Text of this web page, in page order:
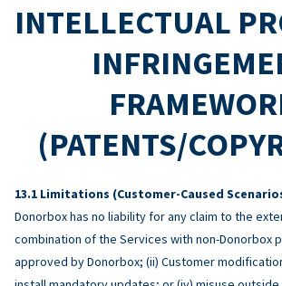
INTELLECTUAL
(PATENTS/
Limitations (Customer-Caused
Donorbox has no liability for any claim to the
combination of the Services with non-Donorbox
approved by Donorbox; (ii) Customer